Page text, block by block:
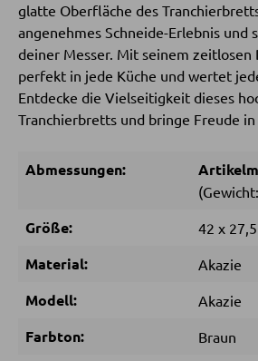
Fernsehsessel
HOCKER
Sitzhocker
Poufs
glatte Oberfläche des
angenehmes Schneide-Erlebnis und
deiner Messer. Mit seinem zeitlosen
perfekt in jede Küche und wertet
Entdecke die Vielseitigkeit dieses
Tranchierbretts und bringe Freude
Abmessungen:
Größe: 42 x
Material: Akazie
Modell: Akazie
Farbton: Braun